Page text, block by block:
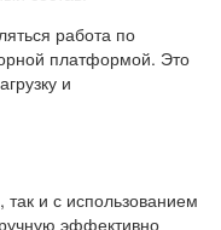
работа по
платформой. Это
и
и с использованием
эффективно